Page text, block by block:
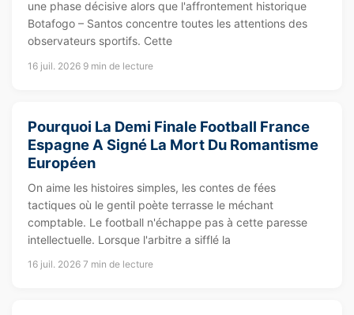
une phase décisive alors que l'affrontement historique
Botafogo – Santos concentre toutes les attentions des
observateurs sportifs. Cette
16 juil. 2026 9 min de lecture
Pourquoi La Demi Finale Football France
Espagne A Signé La Mort Du Romantisme
Européen
On aime les histoires simples, les contes de fées
tactiques où le gentil poète terrasse le méchant
comptable. Le football n'échappe pas à cette paresse
intellectuelle. Lorsque l'arbitre a sifflé la
16 juil. 2026 7 min de lecture